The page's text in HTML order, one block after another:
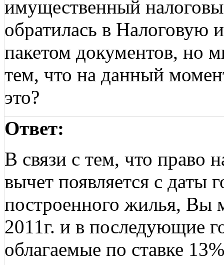
имущественный
обратилась в Налоговую
пакетом документов, но
тем, что на данный
это?
Ответ:
В связи с тем, что право
вычет появляется с даты
построенного жилья, Вы
2011г. и в последующие
облагаемые по ставке